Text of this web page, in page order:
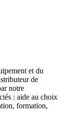
et du
de
notre
: aide au choix
formation,